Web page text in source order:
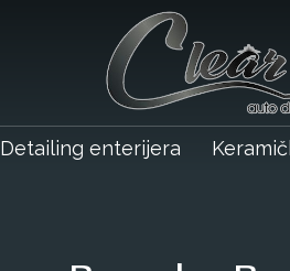
Detailing enterijera